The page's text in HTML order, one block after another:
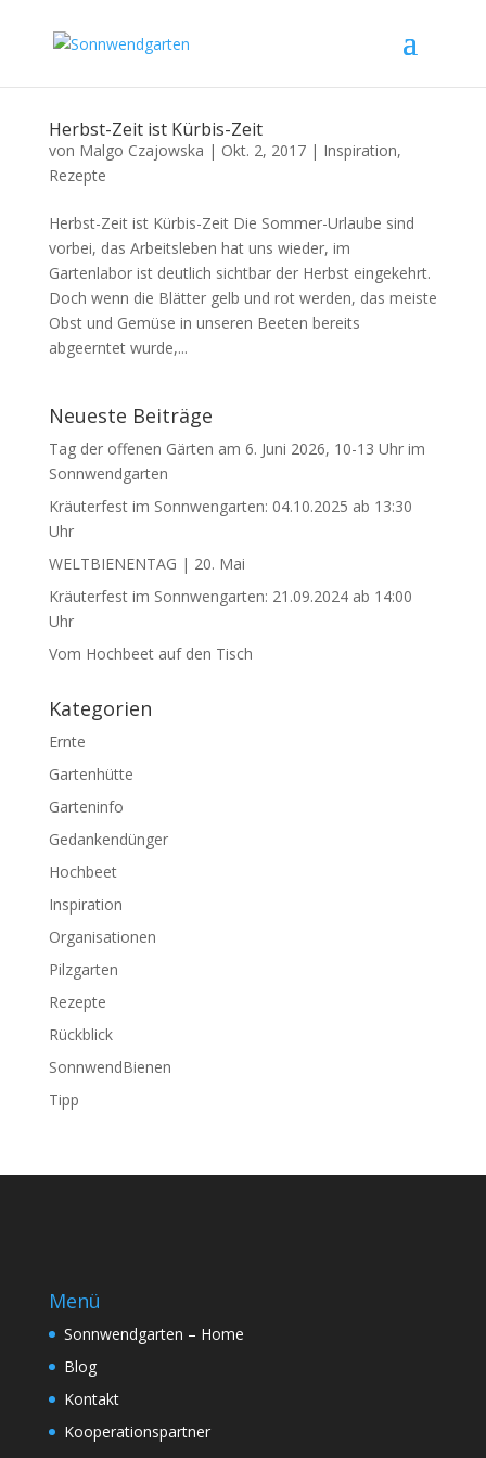
Herbst-Zeit ist Kürbis-Zeit
von Malgo Czajowska | Okt. 2, 2017| Inspiration,
Rezepte
Herbst-Zeit ist Kürbis-Zeit Die Sommer-Urlaube sind
vorbei, das Arbeitsleben hat uns wieder, im
Gartenlabor ist deutlich sichtbar der Herbst eingekehrt.
Doch wenn die Blätter gelb und rot werden, das meiste
Obst und Gemüse in unseren Beeten bereits
abgeerntet wurde,...
Neueste Beiträge
Tag der offenen Gärten am 6. Juni 2026, 10-13 Uhr im
Sonnwendgarten
Kräuterfest im Sonnwengarten: 04.10.2025 ab 13:30
Uhr
WELTBIENENTAG | 20. Mai
Kräuterfest im Sonnwengarten: 21.09.2024 ab 14:00
Uhr
Vom Hochbeet auf den Tisch
Kategorien
Ernte
Gartenhütte
Garteninfo
Gedankendünger
Hochbeet
Inspiration
Organisationen
Pilzgarten
Rezepte
Rückblick
SonnwendBienen
Tipp
Menü
Sonnwendgarten – Home
Blog
Kontakt
Kooperationspartner